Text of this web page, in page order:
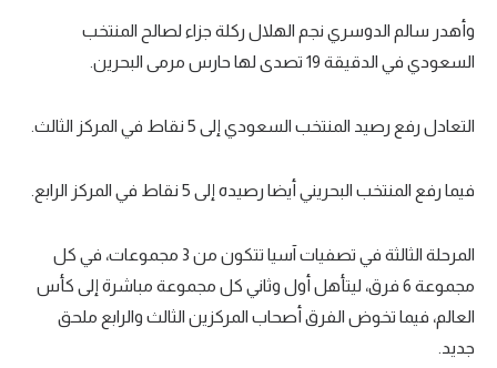
وأهدر سالم الدوسري نجم الهلال ركلة جزاء لصالح المنتخب
السعودي في الدقيقة 19 تصدى لها حارس مرمى البحرين.
التعادل رفع رصيد المنتخب السعودي إلى 5 نقاط في المركز الثالث.
فيما رفع المنتخب البحريني أيضا رصيده إلى 5 نقاط في المركز الرابع.
المرحلة الثالثة في تصفيات آسيا تتكون من 3 مجموعات، في كل
مجموعة 6 فرق، ليتأهل أول وثاني كل مجموعة مباشرة إلى كأس
العالم، فيما تخوض الفرق أصحاب المركزين الثالث والرابع ملحق
جديد.